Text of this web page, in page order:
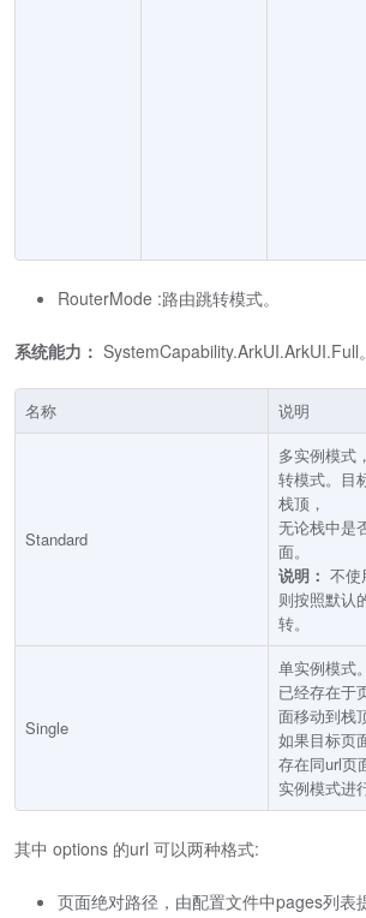
RouterMode :路由跳转模式。
系统能力： SystemCapability.ArkUI.ArkUI.Full。
名称 说明
Standard
多实例模式
转模式。目
栈顶，
无论栈中是
面。
说明： 不使
则按照默认
转。
Single
单实例模式
已经存在于
面移动到栈顶
如果目标页
存在同url页
实例模式进
其中 options 的url 可以两种格式:
页面绝对路径，由配置文件中pages列表